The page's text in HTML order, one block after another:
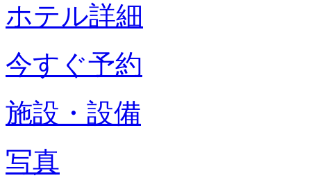
ホテル詳細
今すぐ予約
施設・設備
写真